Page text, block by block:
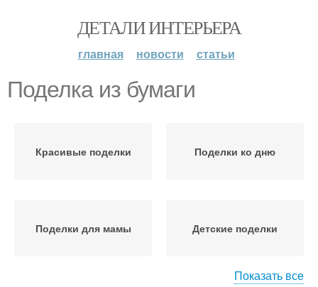
ДЕТАЛИ ИНТЕРЬЕРА
главная новости статьи
Поделка из бумаги
Красивые поделки Поделки ко дню
Поделки для мамы Детские поделки
Показать все